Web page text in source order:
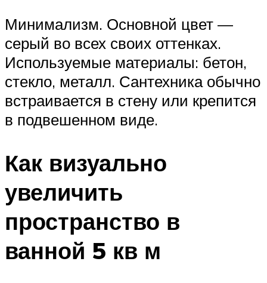
Минимализм. Основной цвет —
серый во всех своих оттенках.
Используемые материалы: бетон,
стекло, металл. Сантехника обычно
встраивается в стену или крепится
в подвешенном виде.
Как визуально
увеличить
пространство в
ванной 5 кв м